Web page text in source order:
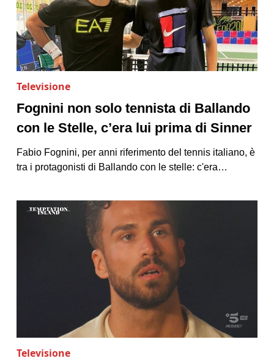
Televisione
Fognini non solo tennista di Ballando
con le Stelle, c’era lui prima di Sinner
Fabio Fognini, per anni riferimento del tennis italiano, è
tra i protagonisti di Ballando con le stelle: c'era…
Televisione